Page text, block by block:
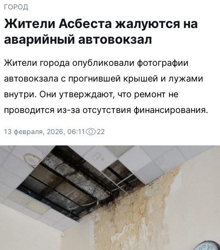
ГОРОД
Жители Асбеста жалуются на
аварийный автовокзал
Жители города опубликовали фотографии
автовокзала с прогнившей крышей и лужами
внутри. Они утверждают, что ремонт не
проводится из-за отсутствия финансирования.
13 февраля, 2026, 06:11 22